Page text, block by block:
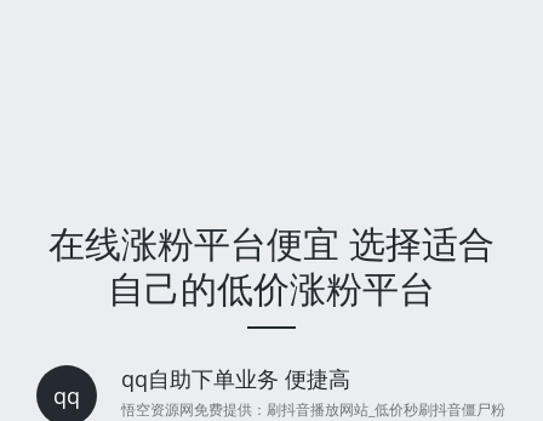
在线涨粉平台便宜 选择适合
自己的低价涨粉平台
qq
qq自助下单业务 便捷高
悟空资源网免费提供：刷抖音播放网站_低价秒刷抖音僵尸粉